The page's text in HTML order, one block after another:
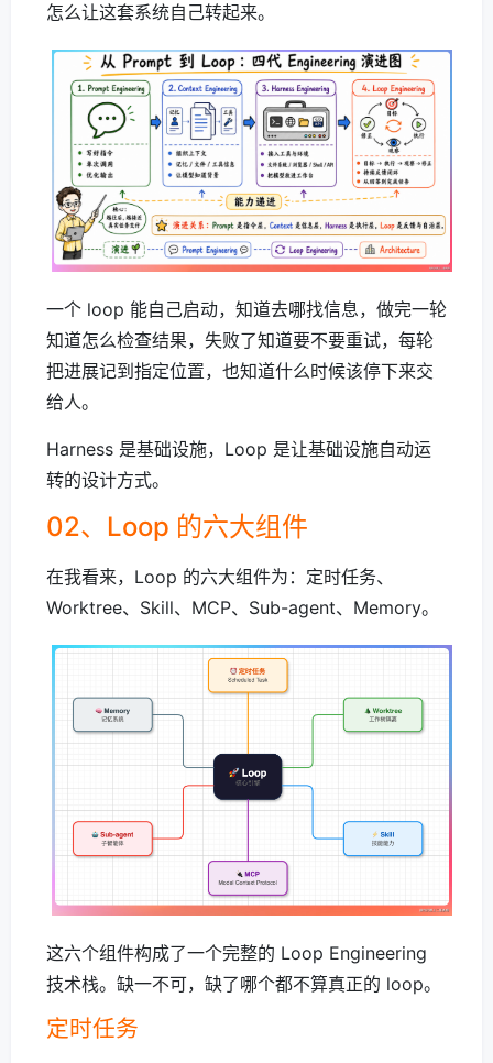
怎么让这套系统自己转起来。
一个 loop 能自己启动，知道去哪找信息，做完一轮
知道怎么检查结果，失败了知道要不要重试，每轮
把进展记到指定位置，也知道什么时候该停下来交
给人。
Harness 是基础设施，Loop 是让基础设施自动运
转的设计方式。
02、Loop 的六大组件
在我看来，Loop 的六大组件为：定时任务、
Worktree、Skill、MCP、Sub-agent、Memory。
这六个组件构成了一个完整的 Loop Engineering
技术栈。缺一不可，缺了哪个都不算真正的 loop。
定时任务